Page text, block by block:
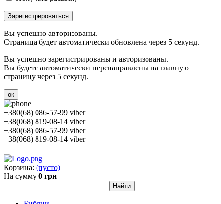
Зарегистрироваться
Вы успешно авторизованы.
Страница будет автоматически обновлена через 5 секунд.
Вы успешно зарегистрированы и авторизованы.
Вы будете автоматически перенаправлены на главную
страницу через 5 секунд.
ок
+380(68) 086-57-99 viber
+38(068) 819-08-14 viber
+380(68) 086-57-99 viber
+38(068) 819-08-14 viber
Корзина: (пусто)
На сумму 0 грн